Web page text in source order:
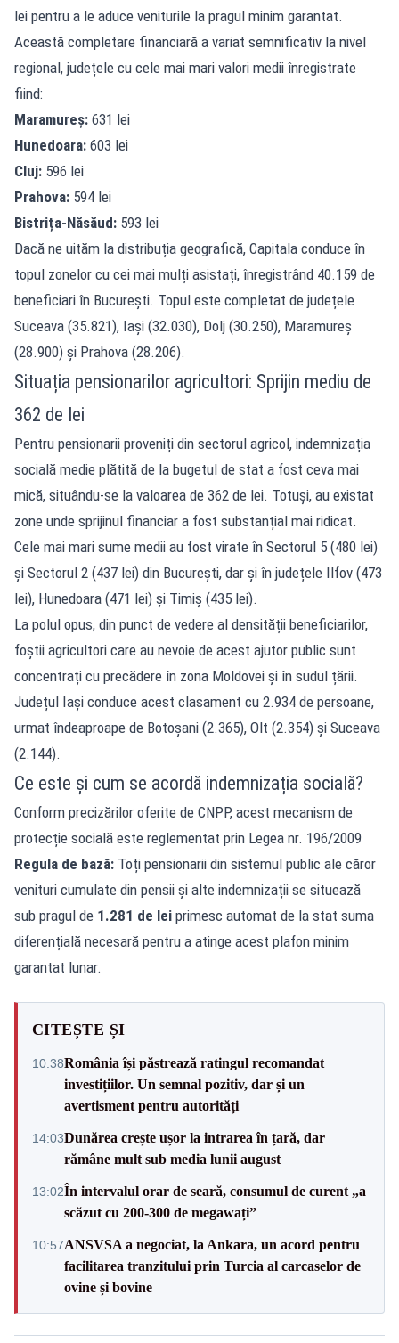
lei pentru a le aduce veniturile la pragul minim garantat.
Această completare financiară a variat semnificativ la nivel
regional, județele cu cele mai mari valori medii înregistrate
fiind:
Maramureș: 631 lei
Hunedoara: 603 lei
Cluj: 596 lei
Prahova: 594 lei
Bistrița-Năsăud: 593 lei
Dacă ne uităm la distribuția geografică, Capitala conduce în
topul zonelor cu cei mai mulți asistați, înregistrând 40.159 de
beneficiari în București. Topul este completat de județele
Suceava (35.821), Iași (32.030), Dolj (30.250), Maramureș
(28.900) și Prahova (28.206).
Situația pensionarilor agricultori: Sprijin mediu de
362 de lei
Pentru pensionarii proveniți din sectorul agricol, indemnizația
socială medie plătită de la bugetul de stat a fost ceva mai
mică, situându-se la valoarea de 362 de lei. Totuși, au existat
zone unde sprijinul financiar a fost substanțial mai ridicat.
Cele mai mari sume medii au fost virate în Sectorul 5 (480 lei)
și Sectorul 2 (437 lei) din București, dar și în județele Ilfov (473
lei), Hunedoara (471 lei) și Timiș (435 lei).
La polul opus, din punct de vedere al densității beneficiarilor,
foștii agricultori care au nevoie de acest ajutor public sunt
concentrați cu precădere în zona Moldovei și în sudul țării.
Județul Iași conduce acest clasament cu 2.934 de persoane,
urmat îndeaproape de Botoșani (2.365), Olt (2.354) și Suceava
(2.144).
Ce este și cum se acordă indemnizația socială?
Conform precizărilor oferite de CNPP, acest mecanism de
protecție socială este reglementat prin Legea nr. 196/2009
Regula de bază: Toți pensionarii din sistemul public ale căror
venituri cumulate din pensii și alte indemnizații se situează
sub pragul de 1.281 de lei primesc automat de la stat suma
diferențială necesară pentru a atinge acest plafon minim
garantat lunar.
CITEȘTE ȘI
10:38România își păstrează ratingul recomandat
investițiilor. Un semnal pozitiv, dar și un
avertisment pentru autorități
14:03Dunărea crește ușor la intrarea în țară, dar
rămâne mult sub media lunii august
13:02În intervalul orar de seară, consumul de curent „a
scăzut cu 200-300 de megawați”
10:57ANSVSA a negociat, la Ankara, un acord pentru
facilitarea tranzitului prin Turcia al carcaselor de
ovine și bovine